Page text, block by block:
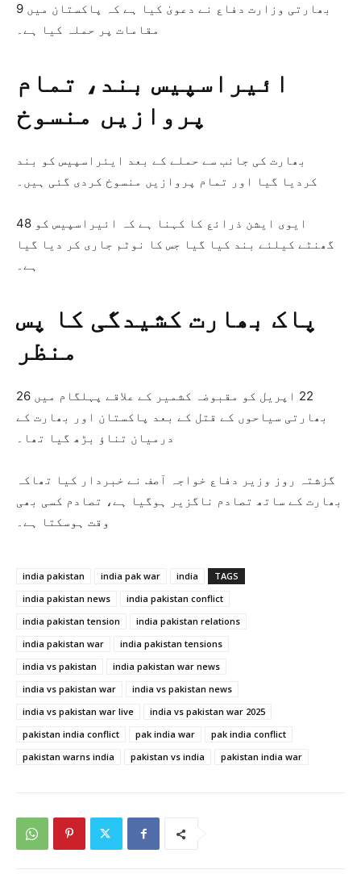
بھارتی وزارت دفاع نے دعویٰ کیا ہے کہ پاکستان میں 9
مقامات پر حملہ کیا ہے۔
ائیراسپیس بند، تمام
پروازیں منسوخ
بھارت کی جانب سے حملے کے بعد ایئراسپیس کو بند
کردیا گیا اور تمام پروازیں منسوخ کردی گئی ہیں۔
ایوی ایشن ذرائع کا کہنا ہے کہ ائیراسپیس کو 48
گھنٹے کیلئے بند کیا گیا جس کا نوٹم جاری کر دیا گیا
ہے۔
پاک بھارت کشیدگی کا پس
منظر
22 اپریل کو مقبوضہ کشمیر کے علاقے پہلگام میں 26
بھارتی سیاحوں کے قتل کے بعد پاکستان اور بھارت کے
درمیان تناؤ بڑھ گیا تھا۔
گزشتہ روز وزیر دفاع خواجہ آصف نے خبردار کیا تھاکہ
بھارت کے ساتھ تصادم ناگزیر ہوگیا ہے، تصادم کسی بھی
وقت ہوسکتا ہے۔
TAGS
india
india pak war
india pakistan
india pakistan conflict
india pakistan news
india pakistan relations
india pakistan tension
india pakistan tensions
india pakistan war
india pakistan war news
india vs pakistan
india vs pakistan news
india vs pakistan war
india vs pakistan war 2025
india vs pakistan war live
pak india conflict
pak india war
pakistan india conflict
pakistan india war
pakistan vs india
pakistan warns india